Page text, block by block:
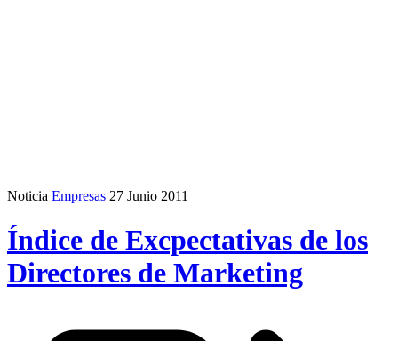
Noticia Empresas 27 Junio 2011
Índice de Excpectativas de los
Directores de Marketing